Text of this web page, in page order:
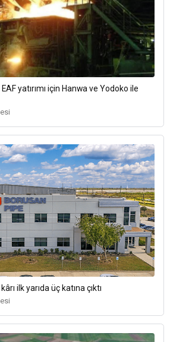
yatırımı için Hanwa ve Yodoko ile
ilk yarıda üç katına çıktı